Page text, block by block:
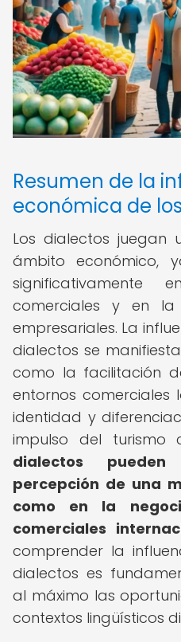
Resumen de la
económica de
Los dialectos juegan
ámbito económico,
significativamente
comerciales y en
empresariales. La
dialectos se
como la facilitación
entornos comerciales
identidad y
impulso del turismo
dialectos
percepción de una
como en la
comerciales
comprender la
dialectos es
al máximo las
contextos lingüísticos